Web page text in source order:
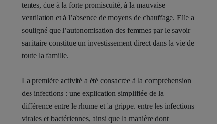
tentes, due à la forte promiscuité, à la mauvaise
ventilation et à l’absence de moyens de chauffage. Elle a
souligné que l’autonomisation des femmes par le savoir
sanitaire constitue un investissement direct dans la vie de
toute la famille.
La première activité a été consacrée à la compréhension
des infections : une explication simplifiée de la
différence entre le rhume et la grippe, entre les infections
virales et bactériennes, ainsi que la manière dont